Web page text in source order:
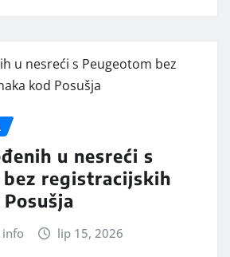
u nesreći s
bez registracijskih
info lip 15, 2026